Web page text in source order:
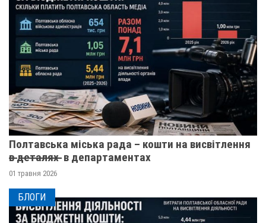
Полтавська міська рада – кошти на висвітлення
в̶ ̶д̶е̶т̶а̶л̶я̶х̶ ̶ в департаментах
01 травня 2026
БЛОГИ